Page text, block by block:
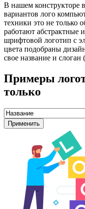
В нашем конструкторе
вариантов лого
техники это не только
работают абстрактные
шрифтовой логотип с
цвета подобраны
свое название и
Примеры
только